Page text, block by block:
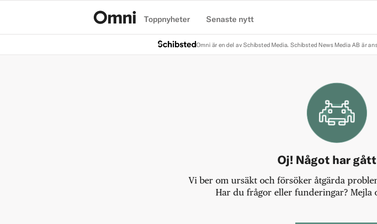
Toppnyheter Senaste nytt
Omni är en del av Schibsted Media. Schibsted News Media AB är
Oj! Något har
Vi ber om ursäkt och försöker åtgärda
Har du frågor eller funderingar? Mejla